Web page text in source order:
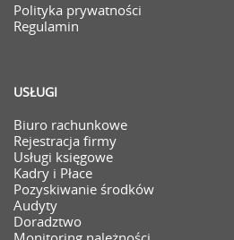
Polityka prywatności
Regulamin
USŁUGI
Biuro rachunkowe
Rejestracja firmy
Usługi księgowe
Kadry i Płace
Pozyskiwanie środków
Audyty
Doradztwo